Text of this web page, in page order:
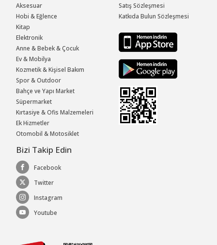
Aksesuar
Hobi & Eğlence
Kitap
Elektronik
Anne & Bebek & Çocuk
Ev & Mobilya
Kozmetik & Kişisel Bakım
Spor & Outdoor
Bahçe ve Yapı Market
Süpermarket
Kırtasiye & Ofis Malzemeleri
Ek Hizmetler
Otomobil & Motosiklet
Satış Sözleşmesi
Katkıda Bulun Sözleşmesi
Bizi Takip Edin
Facebook
Twitter
Instagram
Youtube